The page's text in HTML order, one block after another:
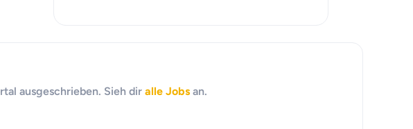
ausgeschrieben. Sieh dir alle Jobs an.